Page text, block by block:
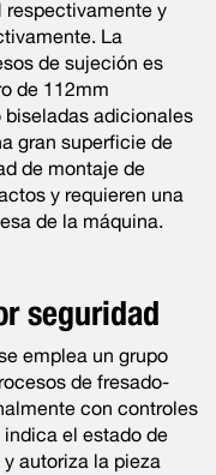
respectivamente y
La
de sujeción es
de 112mm
biseladas adicionales
gran superficie de
de montaje de
y requieren una
de la máquina.
seguridad
emplea un grupo
de fresado-
con controles
el estado de
autoriza la pieza